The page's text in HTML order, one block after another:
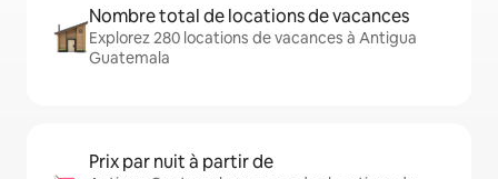
Nombre total de locations de vacances
Explorez 280 locations de vacances à Antigua
Guatemala
Prix par nuit à partir de